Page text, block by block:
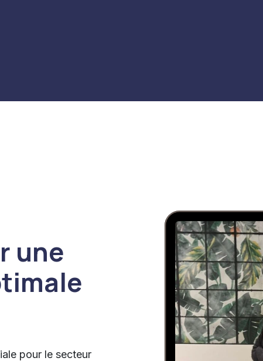
une
pour le secteur